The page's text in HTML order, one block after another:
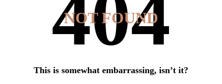
NOT FOUND
This is somewhat embarrassing, isn’t it?